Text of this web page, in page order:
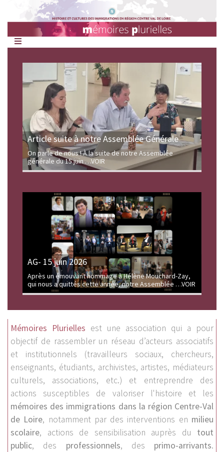
Mémoires
Plurielles
Article suite à notre Assemblée Générale
On parle de nous ! À la suite de notre Assemblée
générale du 15 juin …VOIR
AG- 15 juin 2026
Après un émouvant hommage à Hélène Mouchard-Zay,
qui nous a quittés cette année, notre Assemblée …VOIR
Mémoires Plurielles est une association qui a pour
objectif de rassembler un réseau d’acteurs associatifs
et institutionnels (travailleurs sociaux, chercheurs,
enseignants, étudiants, archivistes, artistes, médiateurs
culturels, associations, etc.) et entreprendre des
actions susceptibles de valoriser l'histoire et les
mémoires des immigrations dans la région Centre-Val
de Loire, notamment par des interventions en milieu
scolaire, actions de sensibilisation auprès du tout
public, des professionnels, des primo-arrivants.